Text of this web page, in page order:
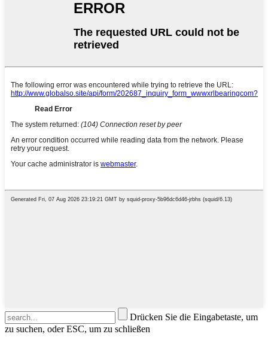
Drücken Sie die Eingabetaste, um
zu suchen, oder ESC, um zu schließen